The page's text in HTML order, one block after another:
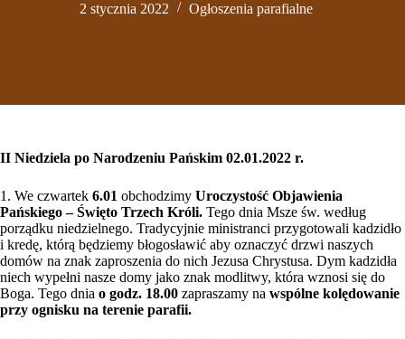
2 stycznia 2022 Ogłoszenia parafialne
II Niedziela po Narodzeniu Pańskim 02.01.2022 r.
1. We czwartek 6.01 obchodzimy Uroczystość Objawienia
Pańskiego – Święto Trzech Króli. Tego dnia Msze św. według
porządku niedzielnego. Tradycyjnie ministranci przygotowali kadzidło
i kredę, którą będziemy błogosławić aby oznaczyć drzwi naszych
domów na znak zaproszenia do nich Jezusa Chrystusa. Dym kadzidła
niech wypełni nasze domy jako znak modlitwy, która wznosi się do
Boga. Tego dnia o godz. 18.00 zapraszamy na wspólne kolędowanie
przy ognisku na terenie parafii.